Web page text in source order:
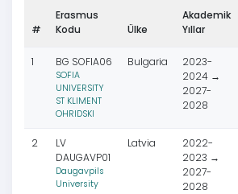
#
Erasmus
Kodu
Ülke
Akademik
Yıllar
1 BG SOFIA06
SOFIA
UNIVERSITY
ST KLIMENT
OHRIDSKI
Bulgaria
2023-
2024 →
2027-
2028
2
LV
DAUGAVP01
Daugavpils
University
Latvia
2022-
2023 →
2027-
2028